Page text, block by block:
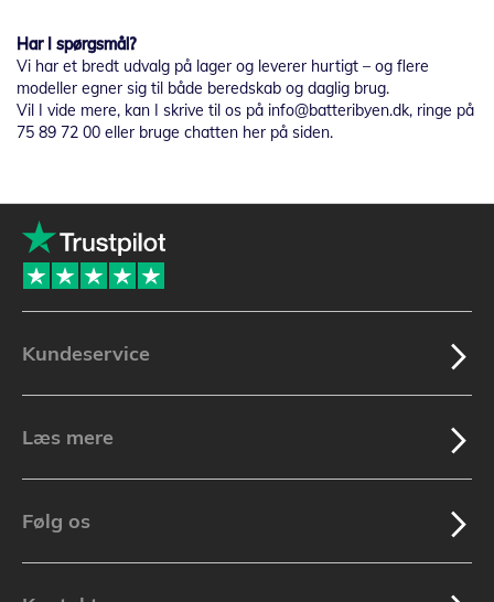
Har I spørgsmål?
Vi har et bredt udvalg på lager og leverer hurtigt – og flere
modeller egner sig til både beredskab og daglig brug.
Vil I vide mere, kan I skrive til os på info@batteribyen.dk, ringe på
75 89 72 00 eller bruge chatten her på siden.
Kundeservice
Læs mere
Følg os